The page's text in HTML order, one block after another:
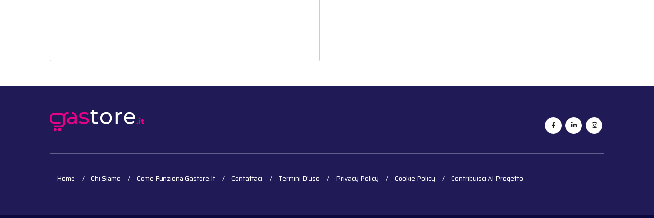
Home Chi Siamo Come Funziona Gastore.it Contattaci Termini D'uso Privacy Policy Cookie Policy Contribuisci Al Progetto